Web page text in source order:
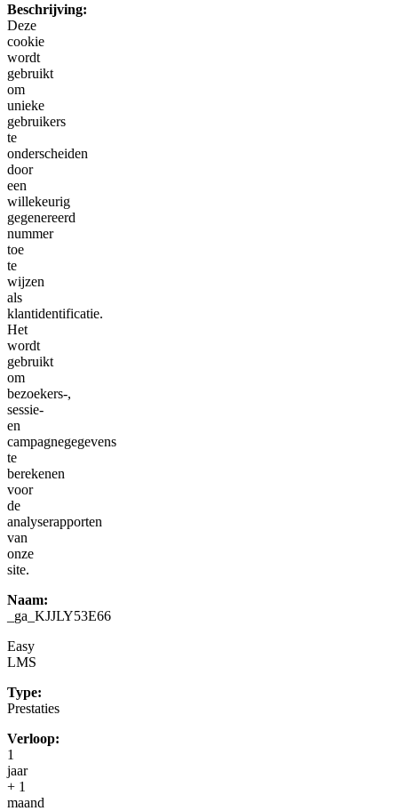
Beschrijving:
Deze
cookie
wordt
gebruikt
om
unieke
gebruikers
te
onderscheiden
door
een
willekeurig
gegenereerd
nummer
toe
te
wijzen
als
klantidentificatie.
Het
wordt
gebruikt
om
bezoekers-,
sessie-
en
campagnegegevens
te
berekenen
voor
de
analyserapporten
van
onze
site.
Naam:
ga_KJJLY53E66
Easy
LMS
Type:
Prestaties
Verloop:
1
jaar
+ 1
maand